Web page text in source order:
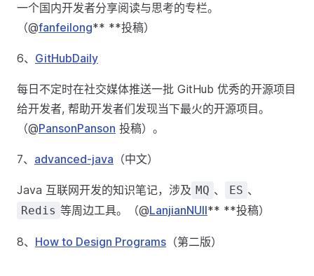
一个国内开发者分享阅读与思考的专栏。
（@fanfeilong** **投稿）
6、 GitHubDaily
每日不定时在社交媒体推送一批 GitHub 优秀的开源项目
给开发者, 帮助开发者们发现当下最火的开源项目。
（@PansonPanson 投稿）。
7、 advanced-java （中文）
Java 互联网开发的知识笔记，涉及 MQ 、 ES 、
Redis 等周边工具。（@LanjianNUll** **投稿）
8、 How to Design Programs （第二版）